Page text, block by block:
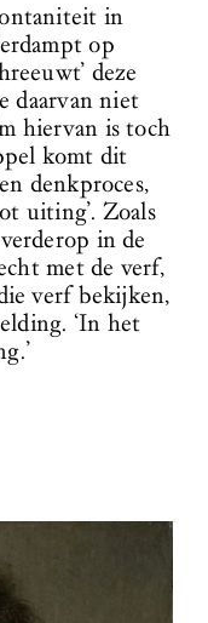
in
op
deze
daarvan niet
hiervan is toch
komt dit
denkproces,
uiting’. Zoals
in de
met de verf,
verf bekijken,
‘In het